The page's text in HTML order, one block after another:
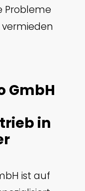
Probleme
GmbH
in
ist auf